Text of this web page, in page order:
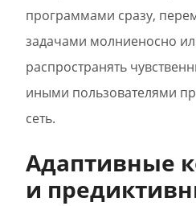
программами сразу,
задачами молниеносно
распространять
иными пользователями
сеть.
Адаптивные
и